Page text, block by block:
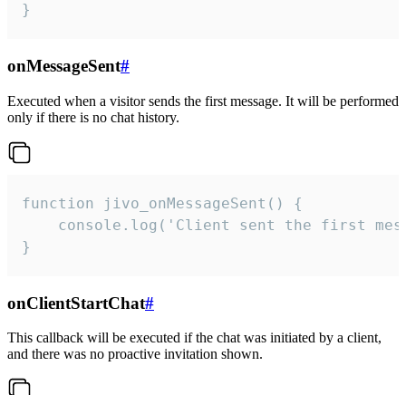
}
onMessageSent#
Executed when a visitor sends the first message. It will be performed
only if there is no chat history.
function jivo_onMessageSent() {
console.log('Client sent the first
}
onClientStartChat#
This callback will be executed if the chat was initiated by a client,
and there was no proactive invitation shown.